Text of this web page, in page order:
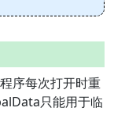
序每次打开时重
只能用于临